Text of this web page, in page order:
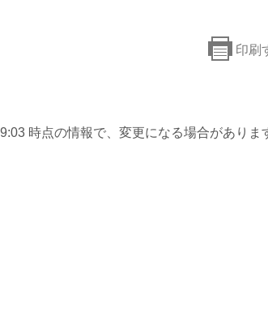
印刷
時点の情報で、変更になる場合がありま